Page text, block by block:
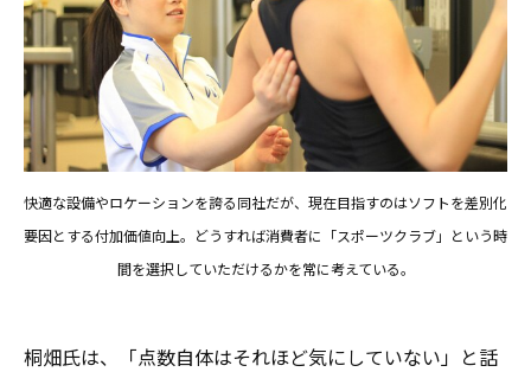
快適な設備やロケーションを誇る同社だが、現在目指すのはソフトを差別化
要因とする付加価値向上。どうすれば消費者に「スポーツクラブ」という時
間を選択していただけるかを常に考えている。
桐畑氏は、「点数自体はそれほど気にしていない」と話